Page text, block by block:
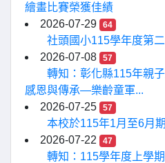
繪畫比賽榮獲佳績
2026-07-29
64
社頭國小115學年度第
2026-07-08
57
轉知：彰化縣115年親
感恩與傳承—樂齡童軍...
2026-07-25
57
本校於115年1月至6月
2026-07-22
47
轉知：115學年度上學